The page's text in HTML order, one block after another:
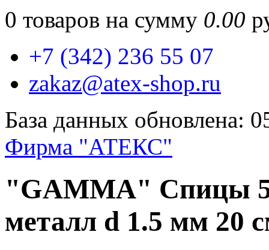
0 товаров на сумму 0.00
+7 (342) 236 55 07
zakaz@atex-shop.ru
База данных обновлена:
Фирма "АТЕКС"
"GAMMA" Спицы
металл d 1.5 мм 20